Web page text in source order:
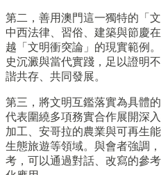
第二，善用澳門這一獨特的「
中西法律、習俗、建築與節慶
越「文明衝突論」的現實範例
史沉澱與當代實踐，足以證明
諧共存、共同發展。
第三，將文明互鑑落實為具體
代表圍繞多項務實合作展開深
加工、安哥拉的農業與可再生
生態旅遊等領域。與會者強調
考，可以通過對話、改寫的參